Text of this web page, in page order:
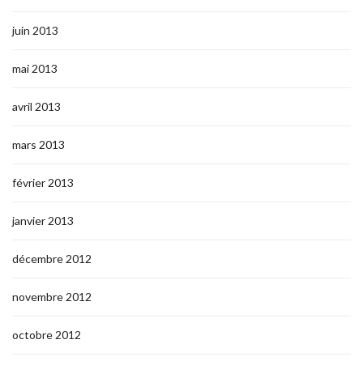
juin 2013
mai 2013
avril 2013
mars 2013
février 2013
janvier 2013
décembre 2012
novembre 2012
octobre 2012